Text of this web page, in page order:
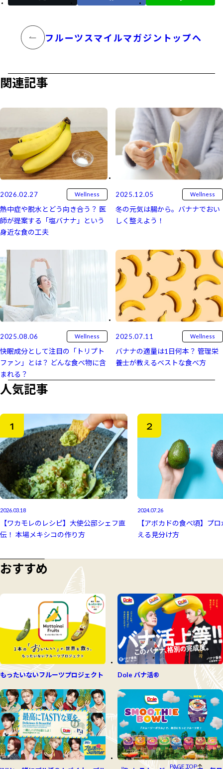
フルーツスマイルマガジントップへ
関連記事
2026.02.27 Wellness
熱中症や脱水とどう向き合う？ 医
師が提案する「塩バナナ」という
身近な食の工夫
2025.12.05 Wellness
冬の元気は腸から。バナナでおい
しく整えよう！
2025.08.06 Wellness
快眠成分として注目の「トリプト
ファン」とは？ どんな食べ物に含
まれる？
2025.07.11 Wellness
バナナの適量は1日何本？ 管理栄
養士が教えるベストな食べ方
人気記事
2026.03.18
【ワカモレのレシピ】大使公邸シェフ直
伝！ 本場メキシコの作り方
2024.07.26
【アボカドの食べ頃】プ
える見分け方
おすすめ
もったいないフルーツプロジェクト Dole バナ活®
PAGE TOP